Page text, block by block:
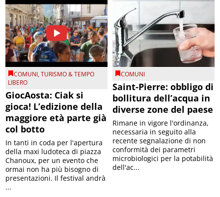
COMUNI,TURISMO & TEMPO
LIBERO
GiocAosta: Ciak si
gioca! L’edizione della
maggiore età parte già
col botto
In tanti in coda per l'apertura
della maxi ludoteca di piazza
Chanoux, per un evento che
ormai non ha più bisogno di
presentazioni. Il festival andrà
...
COMUNI
Saint-Pierre: obbligo di
bollitura dell’acqua in
diverse zone del paese
Rimane in vigore l'ordinanza,
necessaria in seguito alla
recente segnalazione di non
conformità dei parametri
microbiologici per la potabilità
dell'ac...